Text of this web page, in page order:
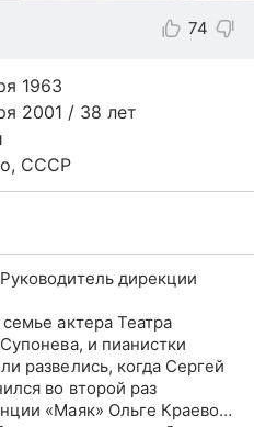
74
1963
2001 / 38 лет
СССР
дирекции
актера Театра
и пианистки
развелись, когда Сергей
во второй раз
«Маяк» Ольге Краевой,